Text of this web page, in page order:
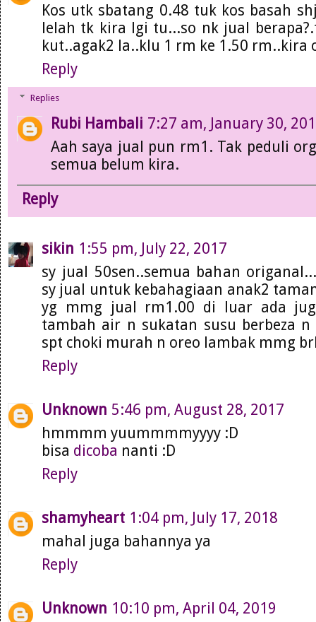
Kos utk sbatang 0.48 tuk kos basah
lelah tk kira lgi tu...so nk jual
kut..agak2 la..klu 1 rm ke 1.50 rm..kira
Reply
Replies
Rubi Hambali 7:27 am, January 30,
Aah saya jual pun rm1. Tak peduli
semua belum kira.
Reply
sikin 1:55 pm, July 22, 2017
sy jual 50sen..semua bahan
sy jual untuk kebahagiaan anak2
yg mmg jual rm1.00 di luar ada
tambah air n sukatan susu berbeza
spt choki murah n oreo lambak mmg
Reply
Unknown 5:46 pm, August 28, 2017
hmmmm yuummmmyyyy :D
bisa dicoba nanti :D
Reply
shamyheart 1:04 pm, July 17, 2018
mahal juga bahannya ya
Reply
Unknown 10:10 pm, April 04, 2019